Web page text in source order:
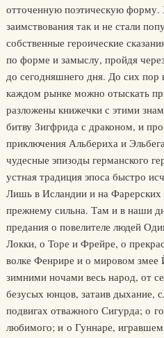
отточенную поэтическую форму.
заимствования так и не стали
собственные героические
по форме и замыслу, пройдя
до сегодняшнего дня. До сих
каждом рынке можно отыскать
разложены книжечки с этими
битву Зигфрида с драконом, и
приключения Альбериха и
чудесные эпизоды германского
устная традиция эпоса быстро
Лишь в Исландии и на Фарерских
прежнему сильна. Там и в наши
предания о повелителе людей
Локки, о Торе и Фрейре, о
волке Фенрире и о мировом
зимними ночами весь народ, от
безусых юнцов, затаив дыхание,
подвигах отважного Сигурда; о
любимого; и о Гуннаре,